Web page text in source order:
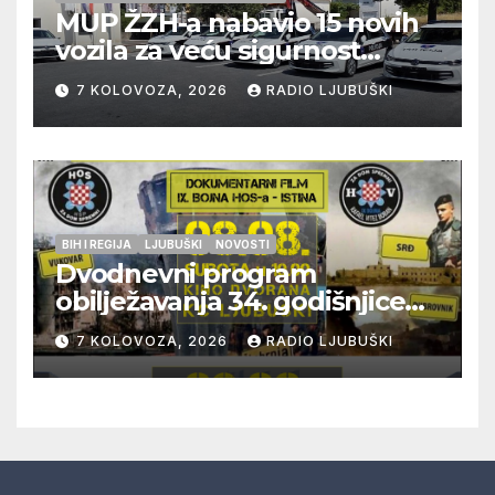
MUP ŽZH-a nabavio 15 novih
vozila za veću sigurnost
građana i učinkovitiji rad
policije
7 KOLOVOZA, 2026 RADIO LJUBUŠKI
BIH I REGIJA LJUBUŠKI NOVOSTI
Dvodnevni program
obilježavanja 34. godišnjice
pogibije generala Blaža
Kraljevića i osmorice
pripadnika HOS-a
7 KOLOVOZA, 2026 RADIO LJUBUŠKI